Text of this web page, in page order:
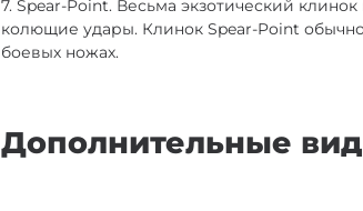
7. Spear-Point. Весьма экзотический
колющие удары. Клинок Spear-Point
боевых ножах.
Дополнительные